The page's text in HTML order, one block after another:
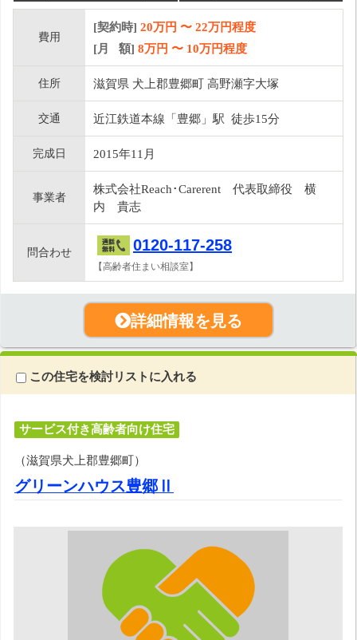
費用
[契約時] 20万円 〜 22万円程度
[月 額] 8万円 〜 10万円程度
住所 滋賀県 犬上郡豊郷町 高野瀬字大塚
交通 近江鉄道本線「豊郷」駅 徒歩15分
完成日 2015年11月
事業者
株式会社Reach･Carerent 代表取締役 横
内 貴志
問合わせ 0120-117-258
【高齢者住まい相談室】
詳細情報を見る
この住宅を検討リストに入れる
サービス付き高齢者向け住宅
（滋賀県犬上郡豊郷町）
グリーンハウス豊郷Ⅱ